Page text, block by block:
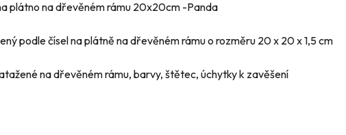
plátno na dřevěném rámu 20x20cm -Panda
podle čísel na plátně na dřevěném rámu o rozměru 20 x 20 x 1,5 cm
na dřevěném rámu, barvy, štětec, úchytky k zavěšení